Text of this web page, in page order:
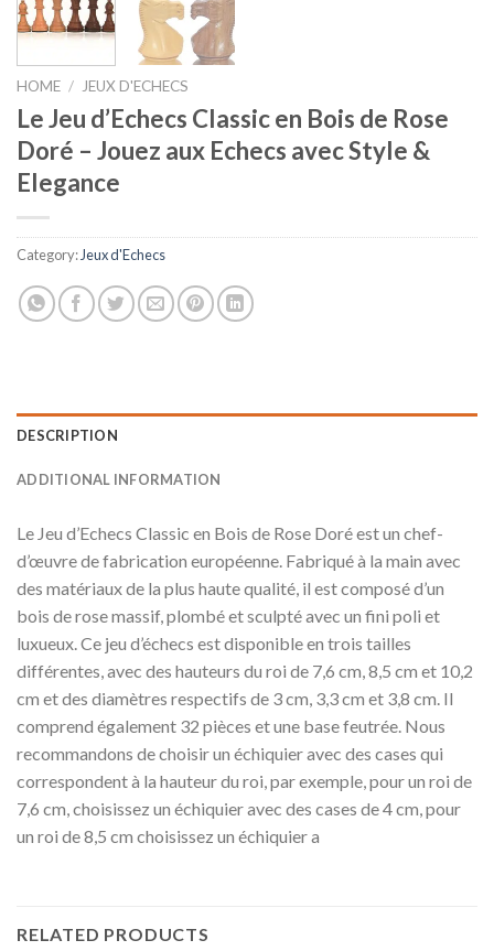
HOME / JEUX D'ECHECS
Le Jeu d’Echecs Classic en Bois de Rose
Doré – Jouez aux Echecs avec Style &
Elegance
Category: Jeux d'Echecs
DESCRIPTION
ADDITIONAL INFORMATION
Le Jeu d’Echecs Classic en Bois de Rose Doré est un chef-
d’œuvre de fabrication européenne. Fabriqué à la main avec
des matériaux de la plus haute qualité, il est composé d’un
bois de rose massif, plombé et sculpté avec un fini poli et
luxueux. Ce jeu d’échecs est disponible en trois tailles
différentes, avec des hauteurs du roi de 7,6 cm, 8,5 cm et 10,2
cm et des diamètres respectifs de 3 cm, 3,3 cm et 3,8 cm. Il
comprend également 32 pièces et une base feutrée. Nous
recommandons de choisir un échiquier avec des cases qui
correspondent à la hauteur du roi, par exemple, pour un roi de
7,6 cm, choisissez un échiquier avec des cases de 4 cm, pour
un roi de 8,5 cm choisissez un échiquier a
RELATED PRODUCTS